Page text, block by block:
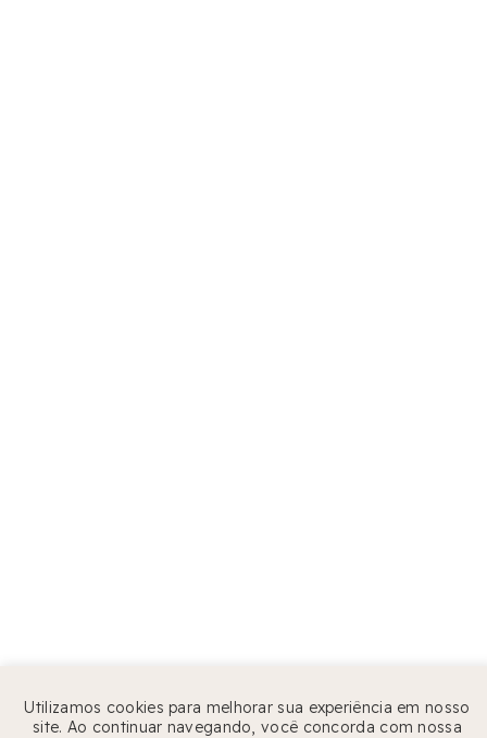
Utilizamos cookies para melhorar sua experiência em nosso
site. Ao continuar navegando, você concorda com nossa